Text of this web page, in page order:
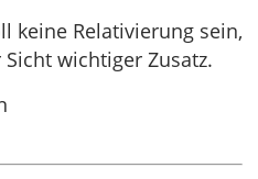
keine Relativierung sein,
wichtiger Zusatz.